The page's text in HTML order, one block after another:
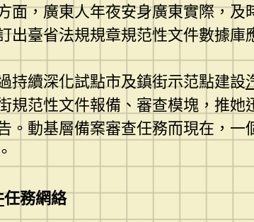
面，廣東人年夜安身廣東實際，
出臺省法規規章規范性文件數據庫
持續深化試點市及鎮街示范點建設
規范性文件報備、審查模塊，推
。動基層備案審查任務而現在，一
任務網絡